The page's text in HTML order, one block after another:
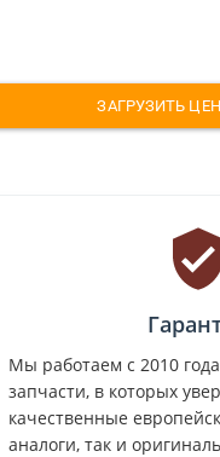
ЗАГРУЗИТЬ
Мы работаем с 2010
запчасти, в которых
качественные
аналоги, так и